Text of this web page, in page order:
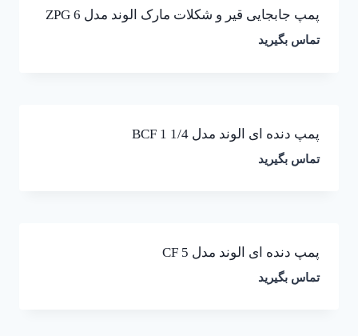
پمپ جابجایی قیر و شکلات مارک الوند مدل ZPG 6
تماس بگیرید
پمپ دنده ای الوند مدل BCF 1 1/4
تماس بگیرید
پمپ دنده ای الوند مدل CF 5
تماس بگیرید